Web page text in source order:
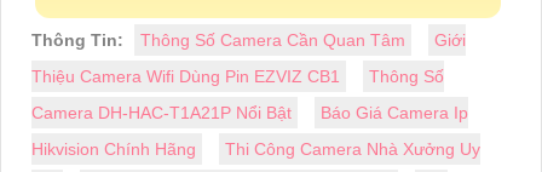
Thông Tin: Thông Số Camera Cần Quan Tâm
Giới
Thiệu Camera Wifi Dùng Pin EZVIZ CB1
Thông Số
Camera DH-HAC-T1A21P Nổi Bật
Báo Giá Camera Ip
Hikvision Chính Hãng
Thi Công Camera Nhà Xưởng Uy